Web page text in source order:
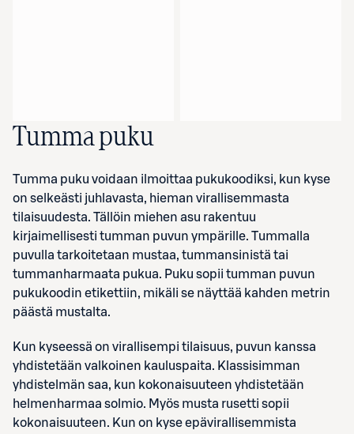
Tumma puku
Tumma puku voidaan ilmoittaa pukukoodiksi, kun kyse
on selkeästi juhlavasta, hieman virallisemmasta
tilaisuudesta. Tällöin miehen asu rakentuu
kirjaimellisesti tumman puvun ympärille. Tummalla
puvulla tarkoitetaan mustaa, tummansinistä tai
tummanharmaata pukua. Puku sopii tumman puvun
pukukoodin etikettiin, mikäli se näyttää kahden metrin
päästä mustalta.
Kun kyseessä on virallisempi tilaisuus, puvun kanssa
yhdistetään valkoinen kauluspaita. Klassisimman
yhdistelmän saa, kun kokonaisuuteen yhdistetään
helmenharmaa solmio. Myös musta rusetti sopii
kokonaisuuteen. Kun on kyse epävirallisemmista